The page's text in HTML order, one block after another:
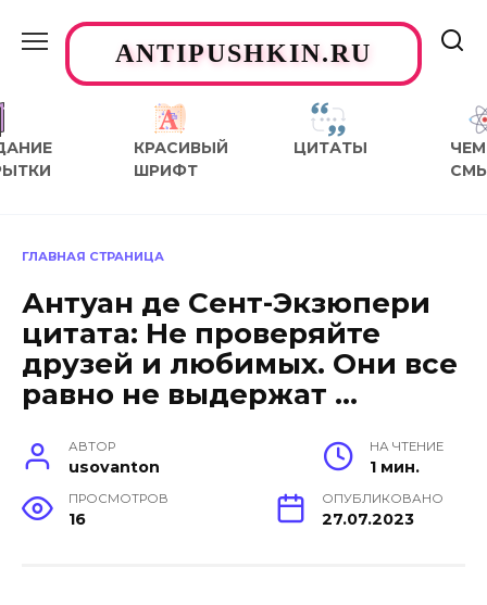
содержаниюANTIPUSHKIN.RU
КРАСИВЫЙ
ШРИФТ
ЦИТАТЫ
ЧЕМ
ГЛАВНАЯ СТРАНИЦА
Антуан де Сент-Экзюпери
цитата: Не проверяйте
друзей и любимых. Они все
равно не выдержат …
АВТОР
usovanton
НА ЧТЕНИЕ
1 мин.
ПРОСМОТРОВ
16
ОПУБЛИКОВАНО
27.07.2023